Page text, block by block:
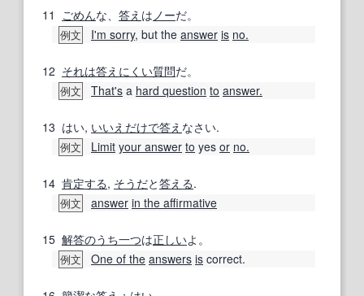
11 ごめんな、 答え は ノーだ。
例文 I'm sorry, but the answer is no.
12 それは答えにくい質問だ。
例文 That's a hard question to answer.
13 はい, いいえ だけで答え なさい.
例文 Limit your answer to yes or no.
14 肯定する, そうだと答える.
例文 answer in the affirmative
15 解答のうち一つは正しいよ。
例文 One of the answers is correct.